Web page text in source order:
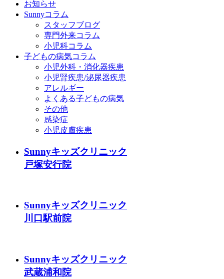
お知らせ
Sunnyコラム
スタッフブログ
専門外来コラム
小児科コラム
子どもの病気コラム
小児外科・消化器疾患
小児腎疾患/泌尿器疾患
アレルギー
よくある子どもの病気
その他
感染症
小児皮膚疾患
Sunnyキッズクリニック
戸塚安行院
Sunnyキッズクリニック
川口駅前院
Sunnyキッズクリニック
武蔵浦和院